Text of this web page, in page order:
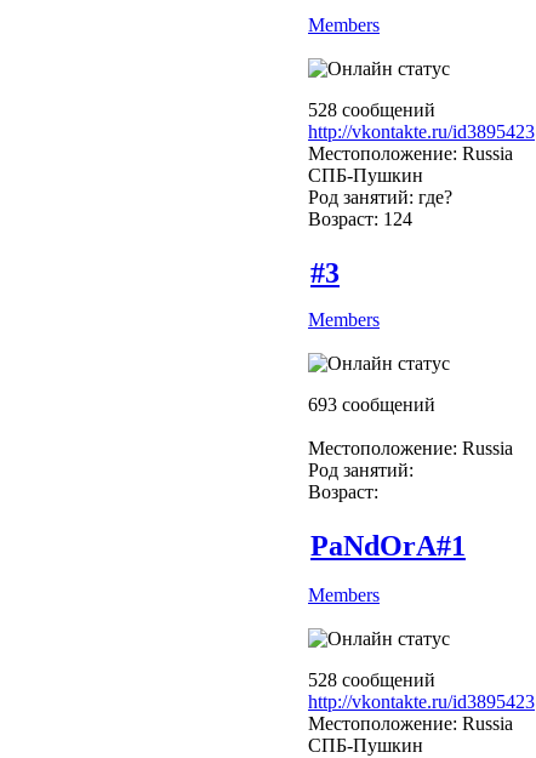
Members
528 сообщений
http://vkontakte.ru/id3895423
Местоположение: Russia
СПБ-Пушкин
Род занятий: где?
Возраст: 124
#3
Members
693 сообщений
Местоположение: Russia
Род занятий:
Возраст:
PaNdOrA#1
Members
528 сообщений
http://vkontakte.ru/id3895423
Местоположение: Russia
СПБ-Пушкин